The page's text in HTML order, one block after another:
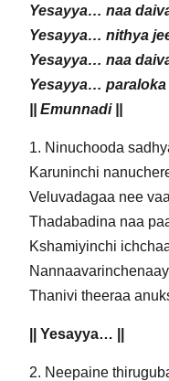
Yesayya… naa
Yesayya… nithya
Yesayya… naa
Yesayya… paraloka
|| Emunnadi ||
1. Ninuchooda
Karuninchi
Veluvadagaa nee
Thadabadina naa
Kshamiyinchi
Thanivi theeraa
|| Yesayya… ||
2. Neepaine